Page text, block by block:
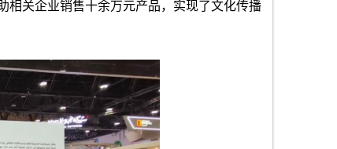
相关企业销售十余万元产品，实现了文化传播